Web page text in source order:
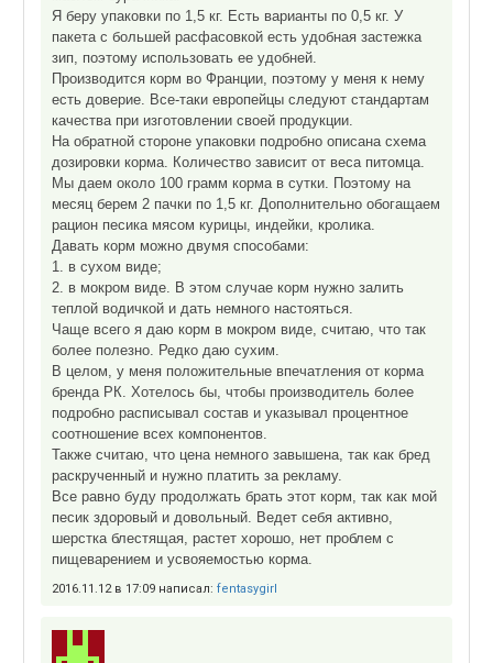
Я беру упаковки по 1,5 кг. Есть варианты по 0,5 кг. У
пакета с большей расфасовкой есть удобная застежка
зип, поэтому использовать ее удобней.
Производится корм во Франции, поэтому у меня к нему
есть доверие. Все-таки европейцы следуют стандартам
качества при изготовлении своей продукции.
На обратной стороне упаковки подробно описана схема
дозировки корма. Количество зависит от веса питомца.
Мы даем около 100 грамм корма в сутки. Поэтому на
месяц берем 2 пачки по 1,5 кг. Дополнительно обогащаем
рацион песика мясом курицы, индейки, кролика.
Давать корм можно двумя способами:
1. в сухом виде;
2. в мокром виде. В этом случае корм нужно залить
теплой водичкой и дать немного настояться.
Чаще всего я даю корм в мокром виде, считаю, что так
более полезно. Редко даю сухим.
В целом, у меня положительные впечатления от корма
бренда РК. Хотелось бы, чтобы производитель более
подробно расписывал состав и указывал процентное
соотношение всех компонентов.
Также считаю, что цена немного завышена, так как бред
раскрученный и нужно платить за рекламу.
Все равно буду продолжать брать этот корм, так как мой
песик здоровый и довольный. Ведет себя активно,
шерстка блестящая, растет хорошо, нет проблем с
пищеварением и усвояемостью корма.
2016.11.12 в 17:09 написал: fentasygirl